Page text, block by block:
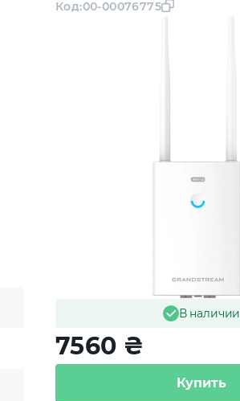
Код:00-00076775
В наличии
7560 ₴
Купить